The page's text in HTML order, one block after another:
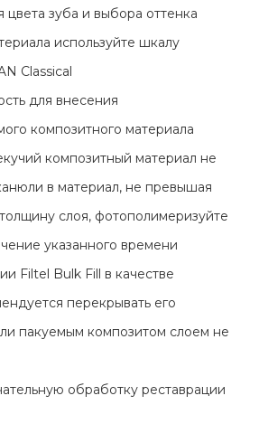
зуба и выбора оттенка
используйте шкалу
Classical
для внесения
композитного материала
композитный материал не
в материал, не превышая
слоя, фотополимеризуйте
указанного времени
Filtel Bulk Fill в качестве
перекрывать его
пакуемым композитом слоем не
обработку реставрации